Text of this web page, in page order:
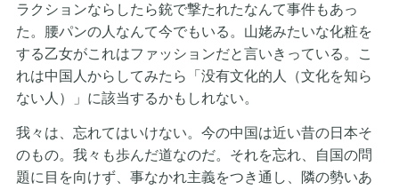
ラクションならしたら銃で撃たれたなんて事件もあっ
た。腰パンの人なんて今でもいる。山姥みたいな化粧を
する乙女がこれはファッションだと言いきっている。こ
れは中国人からしてみたら「没有文化的人（文化を知ら
ない人）」に該当するかもしれない。
我々は、忘れてはいけない。今の中国は近い昔の日本そ
のもの。我々も歩んだ道なのだ。それを忘れ、自国の問
題に目を向けず、事なかれ主義をつき通し、隣の勢いあ